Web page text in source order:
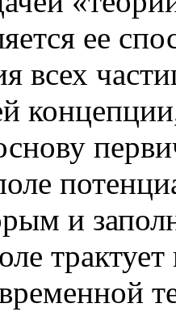
ее
всех
и